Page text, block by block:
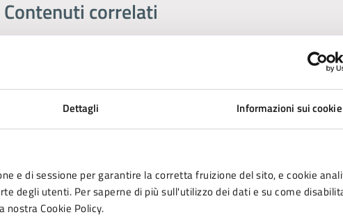
Dettagli Informazioni sui cookie
e di sessione per garantire la corretta fruizione del sito, e cookie
degli utenti. Per saperne di più sull'utilizzo dei dati e su come
nostra Cookie Policy.
Contenuti correlati
Cecina
Direzione dei lavori, Patrimonio Tecnico, Manutenzioni,